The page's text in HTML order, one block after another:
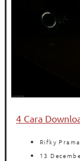
4 Cara
Rifky
13